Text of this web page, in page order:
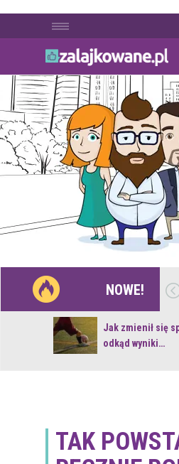
NOWE!
Jak zmienił się
odkąd wyniki…
TAK